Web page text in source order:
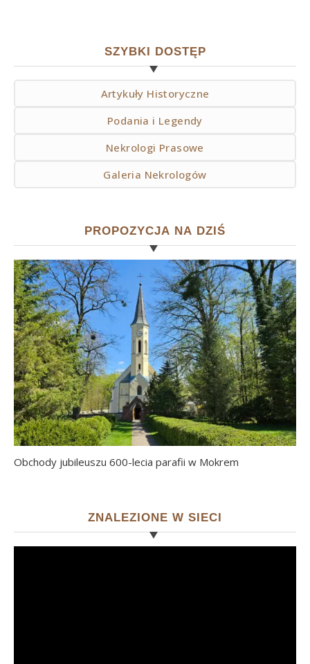
SZYBKI DOSTĘP
Artykuły Historyczne
Podania i Legendy
Nekrologi Prasowe
Galeria Nekrologów
PROPOZYCJA NA DZIŚ
Obchody jubileuszu 600-lecia parafii w Mokrem
ZNALEZIONE W SIECI